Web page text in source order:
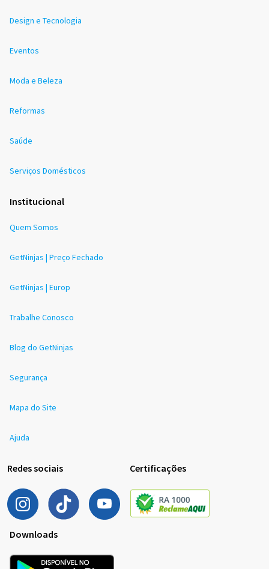
Design e Tecnologia
Eventos
Moda e Beleza
Reformas
Saúde
Serviços Domésticos
Institucional
Quem Somos
GetNinjas | Preço Fechado
GetNinjas | Europ
Trabalhe Conosco
Blog do GetNinjas
Segurança
Mapa do Site
Ajuda
Redes sociais Certificações
Downloads